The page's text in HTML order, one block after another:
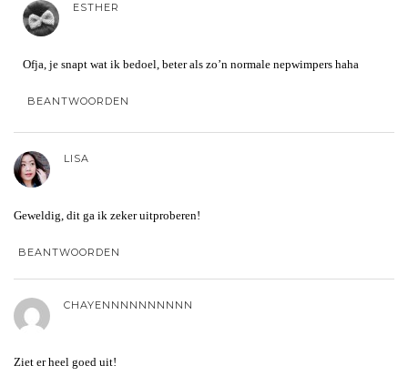
ESTHER
Ofja, je snapt wat ik bedoel, beter als zo’n normale nepwimpers haha
BEANTWOORDEN
LISA
Geweldig, dit ga ik zeker uitproberen!
BEANTWOORDEN
CHAYENNNNNNNNNN
Ziet er heel goed uit!